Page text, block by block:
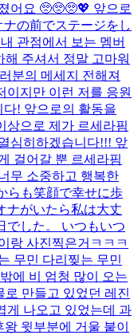
어요 🥺🥺🥺💖 앞으로
の前でステージをし
내 관점에서 보는 멤버
주셔서 정말 고마워
분의 메세지 전해져
지만 이런 저를 응원
! 앞으로의 활동을
상으로 제가 르세라핌
심히하겠습니다!!! 앞
걸어갈 뿐 르세라핌
무 소중하고 행복한
らも笑顔で幸せに歩
ナがいたら私は大丈
でした。 いつもいつ
랑 사진찍은거ㅋㅋㅋ
무민 다리찢는 무민
에 비 엄청 많이 오는
로 만들고 있었던 레진
게 나오고 있었는데 과
윗부분에 거울 붙이